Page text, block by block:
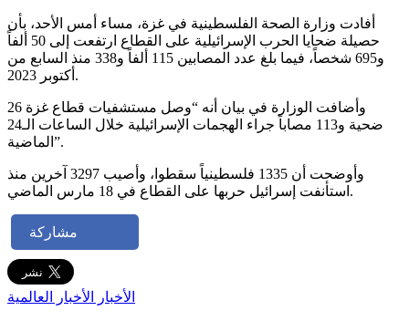
أفادت وزارة الصحة الفلسطينية في غزة، مساء أمس الأحد، بأن
حصيلة ضحايا الحرب الإسرائيلية على القطاع ارتفعت إلى 50 ألفاً
و695 شخصاً، فيما بلغ عدد المصابين 115 ألفاً و338 منذ السابع من
أكتوبر 2023.
وأضافت الوزارة في بيان أنه “وصل مستشفيات قطاع غزة 26
ضحية و113 مصاباً جراء الهجمات الإسرائيلية خلال الساعات الـ24
الماضية”.
وأوضحت أن 1335 فلسطينياً سقطوا، وأصيب 3297 آخرين منذ
استأنفت إسرائيل حربها على القطاع في 18 مارس الماضي.
مشاركة
الأخبار الأخبار العالمية